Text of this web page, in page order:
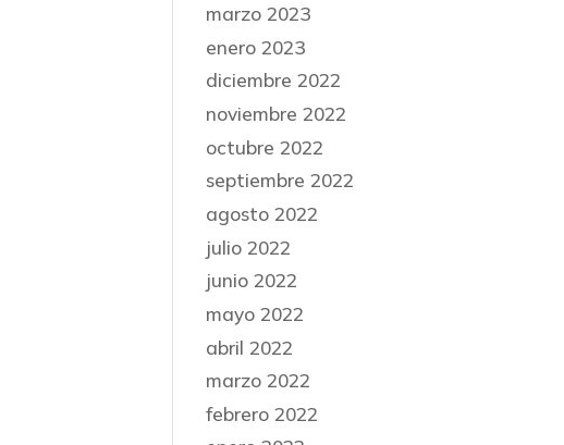
marzo 2023
enero 2023
diciembre 2022
noviembre 2022
octubre 2022
septiembre 2022
agosto 2022
julio 2022
junio 2022
mayo 2022
abril 2022
marzo 2022
febrero 2022